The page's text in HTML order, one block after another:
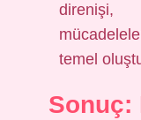
direnişi,
temel
Sonuç: